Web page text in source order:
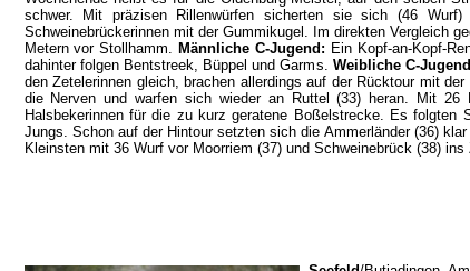
schwer. Mit präzisen Rillenwürfen sicherten sie sich (46
Schweinebrückerinnen mit der Gummikugel. Im direkten Vergleich
Metern vor Stollhamm. Männliche C-Jugend: Ein Kopf-an-Kopf-
dahinter folgen Bentstreek, Büppel und Garms. Weibliche C-
den Zetelerinnen gleich, brachen allerdings auf der Rücktour mit
die Nerven und warfen sich wieder an Ruttel (33) heran. Mit
Halsbekerinnen für die zu kurz geratene Boßelstrecke. Es folgten
Jungs. Schon auf der Hintour setzten sich die Ammerländer (36)
Kleinsten mit 36 Wurf vor Moorriem (37) und Schweinebrück (38)